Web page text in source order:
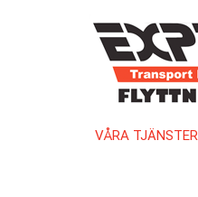
VÅRA TJÄNSTER